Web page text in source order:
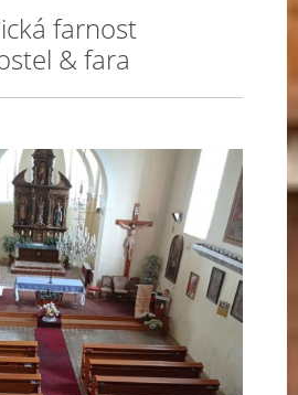
farnost
& fara